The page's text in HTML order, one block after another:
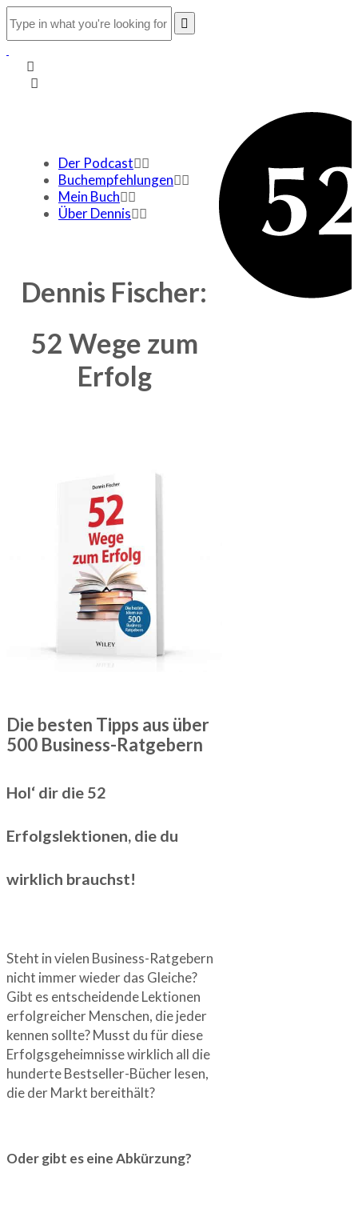
Der Podcast
Buchempfehlungen
Mein Buch
Über Dennis
Dennis Fischer:
52 Wege zum
Erfolg
Die besten Tipps aus über
500 Business-Ratgebern
Hol‘ dir die 52
Erfolgslektionen, die du
wirklich brauchst!
Steht in vielen Business-Ratgebern
nicht immer wieder das Gleiche?
Gibt es entscheidende Lektionen
erfolgreicher Menschen, die jeder
kennen sollte? Musst du für diese
Erfolgsgeheimnisse wirklich all die
hunderte Bestseller-Bücher lesen,
die der Markt bereithält?
Oder gibt es eine Abkürzung?